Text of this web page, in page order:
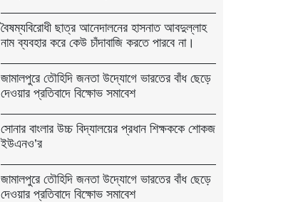
বৈষম্যবিরোধী ছাত্র আনেদালনের হাসনাত আবদুল্লাহ
নাম ব্যবহার করে কেউ চাঁদাবাজি করতে পারবে না।
জামালপুরে তৌহিদি জনতা উদ্যোগে ভারতের বাঁধ ছেড়ে
দেওয়ার প্রতিবাদে বিক্ষোভ সমাবেশ
সোনার বাংলার উচ্চ বিদ্যালয়ের প্রধান শিক্ষককে শোকজ
ইউএনও’র
জামালপুরে তৌহিদি জনতা উদ্যোগে ভারতের বাঁধ ছেড়ে
দেওয়ার প্রতিবাদে বিক্ষোভ সমাবেশ